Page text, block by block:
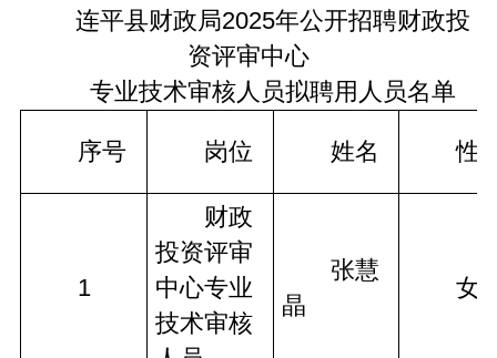
连平县财政局2025年公开招聘财政投
资评审中心
专业技术审核人员拟聘用人员名单
序号 岗位 姓名 性
1
财政
投资评审
中心专业
技术审核
张慧
晶
女